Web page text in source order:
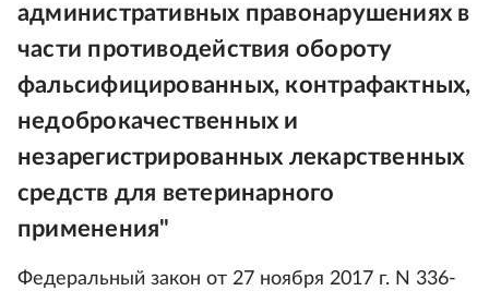
административных правонарушениях в
части противодействия обороту
фальсифицированных, контрафактных,
недоброкачественных и
незарегистрированных лекарственных
средств для ветеринарного
применения"
Федеральный закон от 27 ноября 2017 г. N 336-